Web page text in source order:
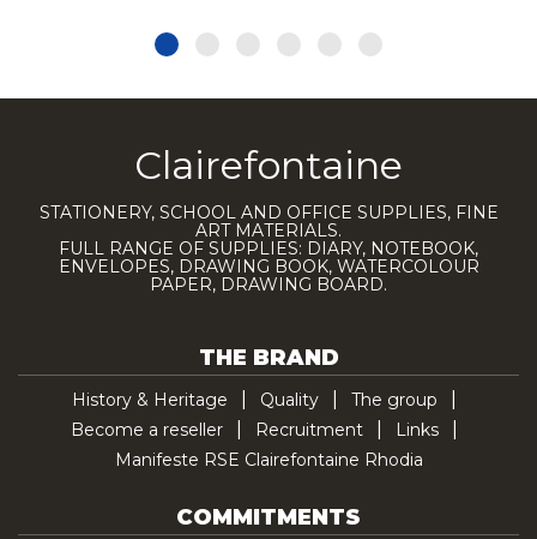
Clairefontaine
STATIONERY, SCHOOL AND OFFICE SUPPLIES, FINE
ART MATERIALS.
FULL RANGE OF SUPPLIES: DIARY, NOTEBOOK,
ENVELOPES, DRAWING BOOK, WATERCOLOUR
PAPER, DRAWING BOARD.
THE BRAND
History & Heritage Quality
The group
Become a reseller
Recruitment
Links
Manifeste RSE Clairefontaine Rhodia
COMMITMENTS